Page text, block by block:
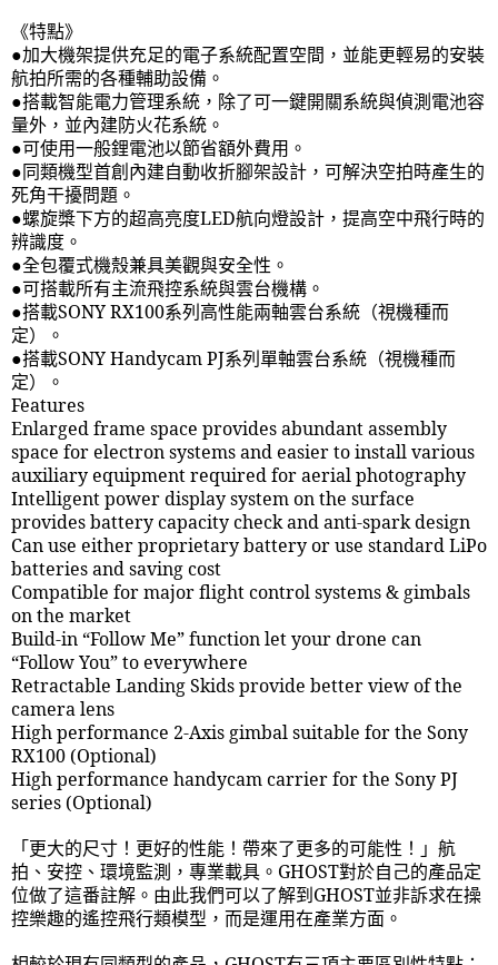
《特點》
●加大機架提供充足的電子系統配置空間，並能更輕易的安裝
航拍所需的各種輔助設備。
●搭載智能電力管理系統，除了可一鍵開關系統與偵測電池容
量外，並內建防火花系統。
●可使用一般鋰電池以節省額外費用。
●同類機型首創內建自動收折腳架設計，可解決空拍時產生的
死角干擾問題。
●螺旋槳下方的超高亮度LED航向燈設計，提高空中飛行時的
辨識度。
●全包覆式機殼兼具美觀與安全性。
●可搭載所有主流飛控系統與雲台機構。
●搭載SONY RX100系列高性能兩軸雲台系統（視機種而
定）。
●搭載SONY Handycam PJ系列單軸雲台系統（視機種而
定）。
Features
Enlarged frame space provides abundant assembly
space for electron systems and easier to install various
auxiliary equipment required for aerial photography
Intelligent power display system on the surface
provides battery capacity check and anti-spark design
Can use either proprietary battery or use standard LiPo
batteries and saving cost
Compatible for major flight control systems & gimbals
on the market
Build-in “Follow Me” function let your drone can
“Follow You” to everywhere
Retractable Landing Skids provide better view of the
camera lens
High performance 2-Axis gimbal suitable for the Sony
RX100 (Optional)
High performance handycam carrier for the Sony PJ
series (Optional)
「更大的尺寸！更好的性能！帶來了更多的可能性！」航
拍、安控、環境監測，專業載具。 GHOST對於自己的產品定
位做了這番註解。由此我們可以了解到GHOST並非訴求在操
控樂趣的遙控飛行類模型，而是運用在產業方面。